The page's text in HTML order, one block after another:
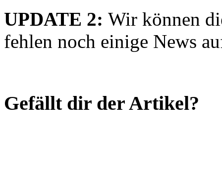
UPDATE 2: Wir können
fehlen noch einige News
Gefällt dir der Artikel?